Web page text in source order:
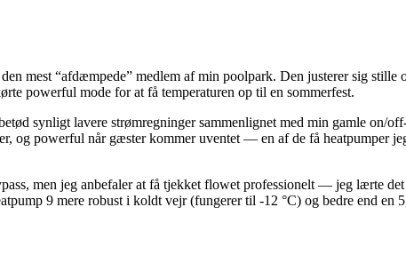
mest “afdæmpede” medlem af min poolpark. Den justerer sig
powerful mode for at få temperaturen op til en sommerfest.
synligt lavere strømregninger sammenlignet med min gamle on/
og powerful når gæster kommer uventet — en af de få heatpumper
men jeg anbefaler at få tjekket flowet professionelt — jeg lærte
9 mere robust i koldt vejr (fungerer til -12 °C) og bedre end